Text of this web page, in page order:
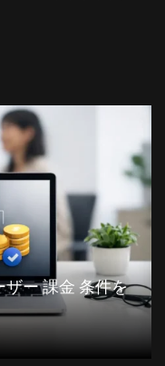
ー 課金 条件を